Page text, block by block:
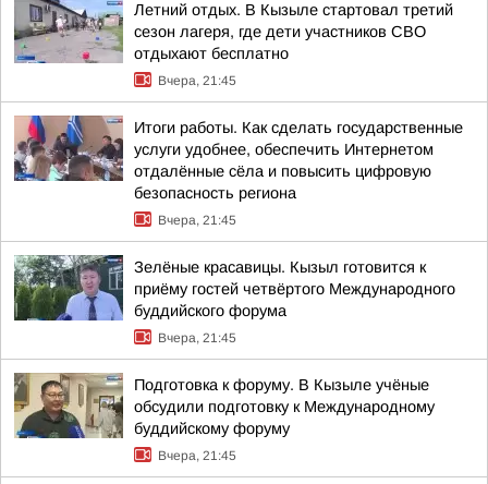
Летний отдых. В Кызыле стартовал третий
сезон лагеря, где дети участников СВО
отдыхают бесплатно
Вчера, 21:45
Итоги работы. Как сделать государственные
услуги удобнее, обеспечить Интернетом
отдалённые сёла и повысить цифровую
безопасность региона
Вчера, 21:45
Зелёные красавицы. Кызыл готовится к
приёму гостей четвёртого Международного
буддийского форума
Вчера, 21:45
Подготовка к форуму. В Кызыле учёные
обсудили подготовку к Международному
буддийскому форуму
Вчера, 21:45